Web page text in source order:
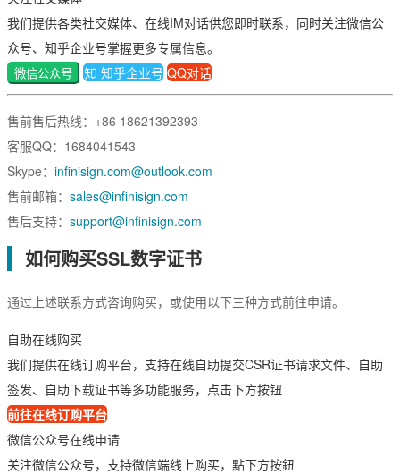
Wildcard通配符
数字签名
代码签名
文档签名
我们提供各类社交媒体、在线IM对话供您即时联系，同时关注微信公
众号、知乎企业号掌握更多专属信息。
微信公众号 知乎企业号 QQ对话
售前售后热线：+86 18621392393
客服QQ：1684041543
Skype： infinisign.com@outlook.com
售前邮箱： sales@infinisign.com
售后支持： support@infinisign.com
如何购买SSL数字证书
通过上述联系方式咨询购买，或使用以下三种方式前往申请。
自助在线购买
我们提供在线订购平台，支持在线自助提交CSR证书请求文件、自助
签发、自助下载证书等多功能服务，点击下方按钮
前往在线订购平台
微信公众号在线申请
关注微信公众号，支持微信端线上购买，點下方按鈕